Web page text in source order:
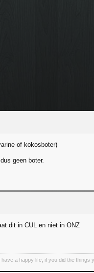
of kokosboter)
geen boter.
dit in CUL en niet in ONZ
a happy life, if you did the things